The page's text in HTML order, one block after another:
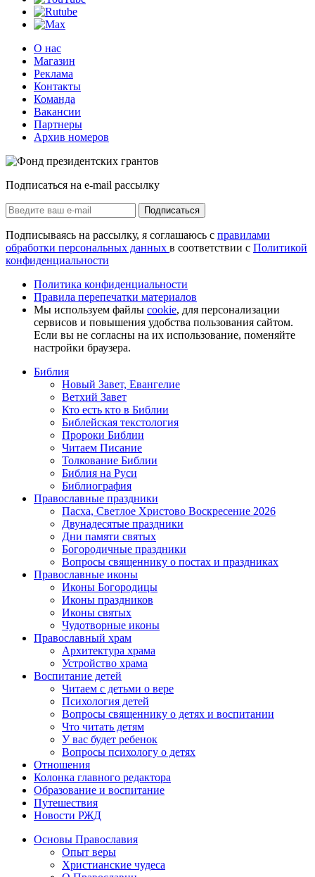
О нас
Магазин
Реклама
Контакты
Команда
Вакансии
Партнеры
Архив номеров
Подписаться на e-mail рассылку
Подписаться
Подписываясь на рассылку, я соглашаюсь с правилами
обработки персональных данных в соответствии с Политикой
конфиденциальности
Политика конфиденциальности
Правила перепечатки материалов
Мы используем файлы cookie, для персонализации
сервисов и повышения удобства пользования сайтом.
Если вы не согласны на их использование, поменяйте
настройки браузера.
Библия
Новый Завет, Евангелие
Ветхий Завет
Кто есть кто в Библии
Библейская текстология
Пророки Библии
Читаем Писание
Толкование Библии
Библия на Руси
Библиография
Православные праздники
Пасха, Светлое Христово Воскресение 2026
Двунадесятые праздники
Дни памяти святых
Богородичные праздники
Вопросы священнику о постах и праздниках
Православные иконы
Иконы Богородицы
Иконы праздников
Иконы святых
Чудотворные иконы
Православный храм
Архитектура храма
Устройство храма
Воспитание детей
Читаем с детьми о вере
Психология детей
Вопросы священнику о детях и воспитании
Что читать детям
У вас будет ребенок
Вопросы психологу о детях
Отношения
Колонка главного редактора
Образование и воспитание
Путешествия
Новости РЖД
Основы Православия
Опыт веры
Христианские чудеса